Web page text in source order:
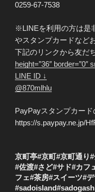
0259-67-7538
※LINEを利用の方は是
やスタンプカードなど
下記のリンクから友だ
height=”36″ border=”0″
LINE ID ↓
@870mlhlu
PayPayスタンプカー
https://s.paypay.ne.jp/
京町亭#京町#京町通り
#佐渡#さど#サド#カフ
フェ#茶房#スイーツ#